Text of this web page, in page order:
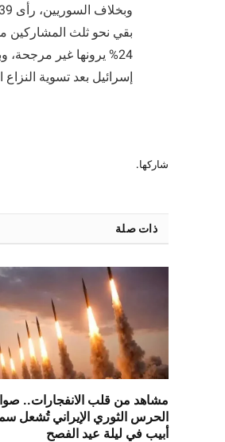
24% يرونها غير
إسرائيل بعد تسوية
شاركها.
ذات صلة
مشاهد من قلب الانفجارات..
الحرس الثوري الإيراني تُشعل
أبيب في ليلة عيد الفصح